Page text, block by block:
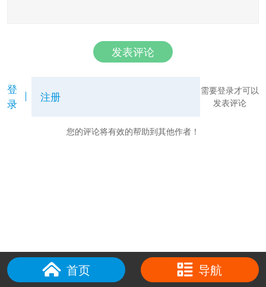
发表评论
登
录
注册
需要登录才可以
发表评论
您的评论将有效的帮助到其他作者！
首页 导航